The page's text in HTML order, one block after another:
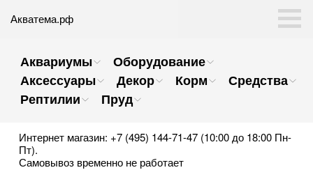
Акватема.рф
Аквариумы
Оборудование
Аксессуары
Декор Корм
Средства
Рептилии
Пруд
Интернет магазин: +7 (495) 144-71-47 (10:00 до 18:00 Пн-
Пт).
Самовывоз временно не работает